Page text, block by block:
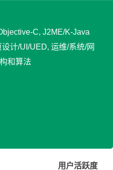
C, J2ME/K-Java
计/UI/UED, 运维/系统/网
和算法
用户活跃度